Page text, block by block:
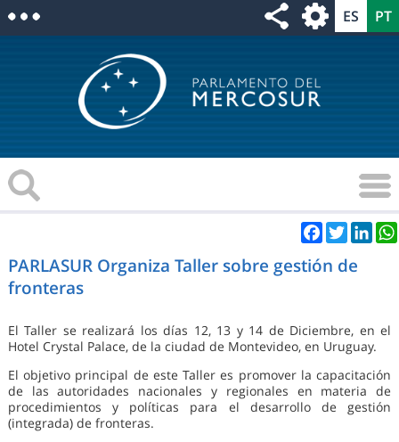
Facebook
Twitter
PARLASUR Organiza Taller sobre gestión de
fronteras
El Taller se realizará los días 12, 13 y 14 de Diciembre, en el
Hotel Crystal Palace, de la ciudad de Montevideo, en Uruguay.
El objetivo principal de este Taller es promover la capacitación
de las autoridades nacionales y regionales en materia de
procedimientos y políticas para el desarrollo de gestión
(integrada) de fronteras.